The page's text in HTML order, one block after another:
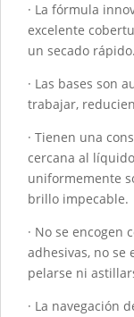
· La fórmula
excelente
un secado rápido.
· Las bases son
trabajar,
· Tienen una
cercana al
uniformemente
brillo impecable.
· No se encogen
adhesivas, no se
pelarse ni
· La navegación